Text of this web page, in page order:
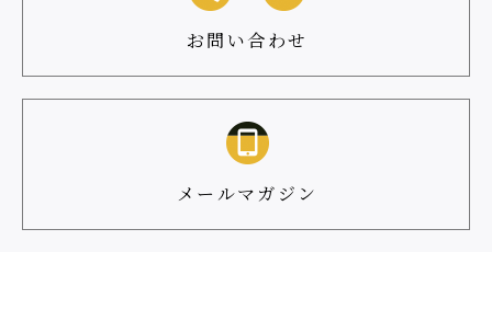
お問い合わせ
メールマガジン